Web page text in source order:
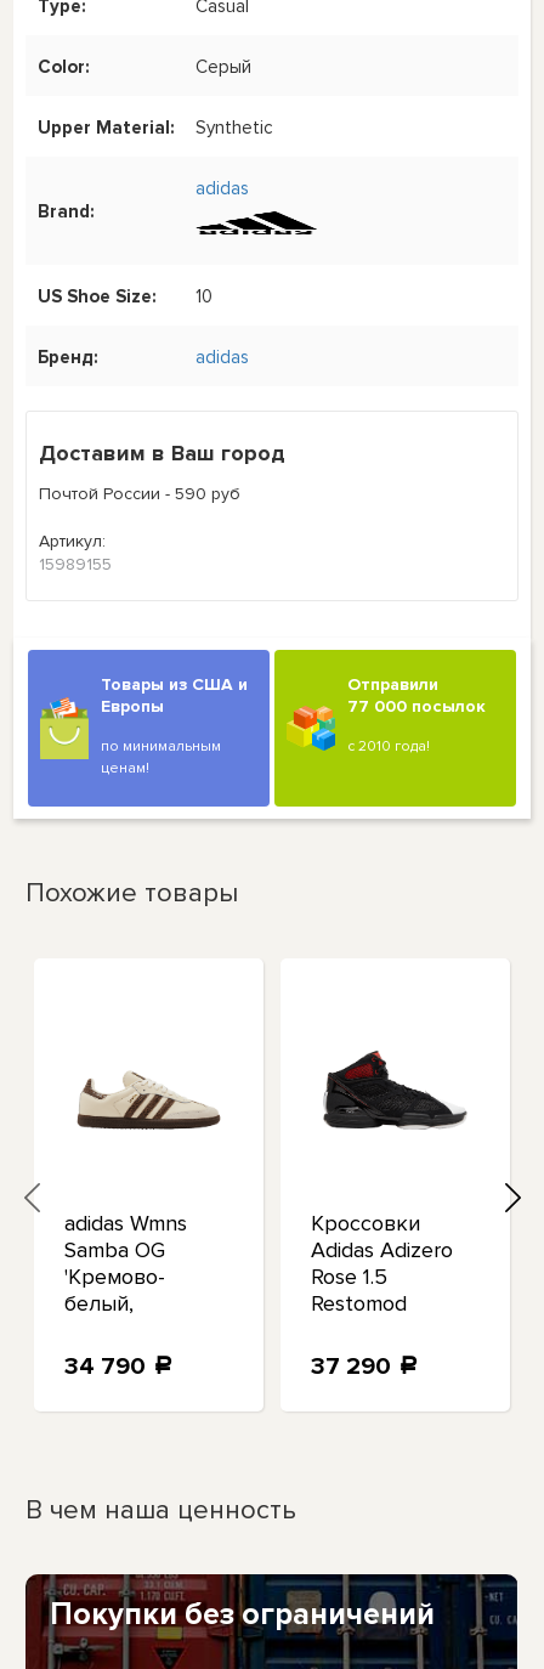
Type: Casual
Color: Серый
Upper Material: Synthetic
Brand:
adidas
US Shoe Size: 10
Бренд: adidas
Доставим в Ваш город
Почтой России - 590 руб
Артикул:
15989155
Товары из США и
Европы
по минимальным
ценам!
Отправили
77 000 посылок
с 2010 года!
Похожие товары
adidas Wmns
Samba OG
'Кремово-
белый,
темно-
34 790 a
Кроссовки
Adidas Adizero
Rose 1.5
Restomod
красный"
37 290 a
В чем наша ценность
Покупки без ограничений